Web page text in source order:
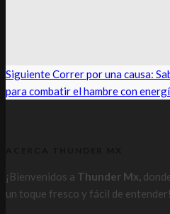
SiguienteCorrer por una causa:
para combatir el hambre con
¡Bienvenidos a Thunder Mx,
un toque fresco y fácil de entender!